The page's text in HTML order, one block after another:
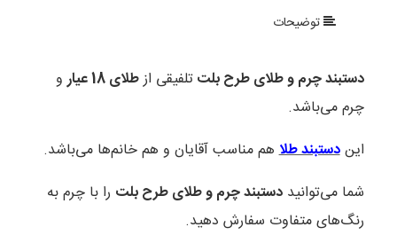
توضیحات
دستبند چرم و طلای طرح بلتتلفیقی ازطلای 18 عیار
و
چرم می‌باشد.
ایندستبند طلاهم مناسب آقایان و هم خانم‌ها می‌باشد.
شما می‌توانیددستبند چرم و طلای طرح بلت را با چرم به
رنگ‌های متفاوت سفارش دهید.